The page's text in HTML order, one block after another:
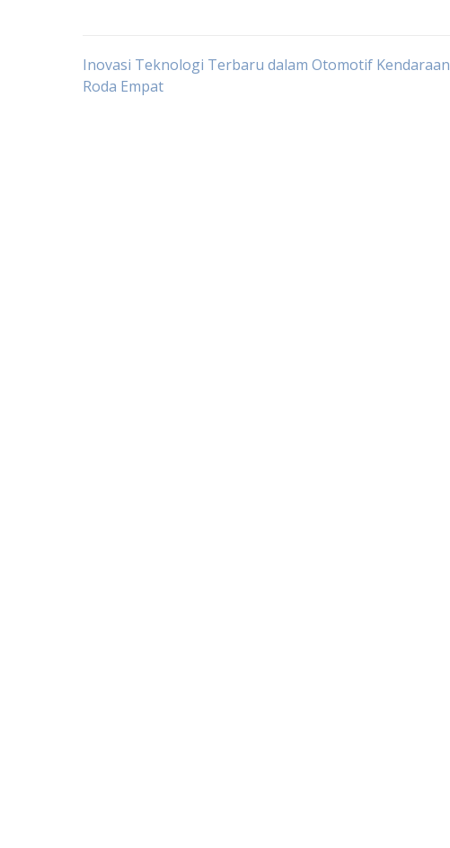
Post
Inovasi Teknologi Terbaru dalam Otomotif Kendaraan
Roda Empat